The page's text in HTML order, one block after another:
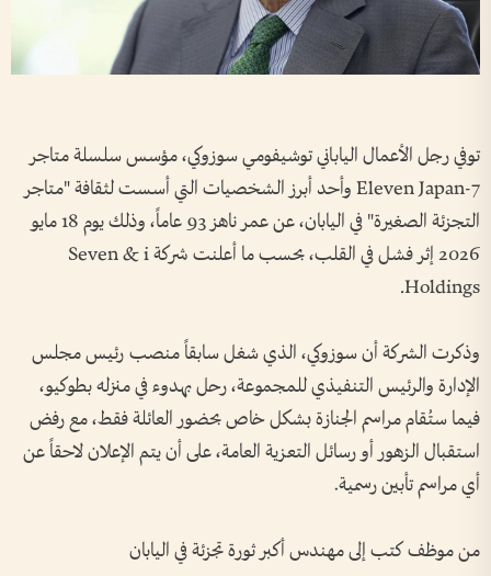
توفي رجل الأعمال الياباني توشيفومي سوزوكي، مؤسس سلسلة متاجر
7-Eleven Japan وأحد أبرز الشخصيات التي أسست لثقافة "متاجر
التجزئة الصغيرة" في اليابان، عن عمر ناهز 93 عاماً، وذلك يوم 18 مايو
2026 إثر فشل في القلب، بحسب ما أعلنت شركة Seven & i
Holdings.
وذكرت الشركة أن سوزوكي، الذي شغل سابقاً منصب رئيس مجلس
الإدارة والرئيس التنفيذي للمجموعة، رحل بهدوء في منزله بطوكيو،
فيما ستُقام مراسم الجنازة بشكل خاص بحضور العائلة فقط، مع رفض
استقبال الزهور أو رسائل التعزية العامة، على أن يتم الإعلان لاحقاً عن
أي مراسم تأبين رسمية.
من موظف كتب إلى مهندس أكبر ثورة تجزئة في اليابان